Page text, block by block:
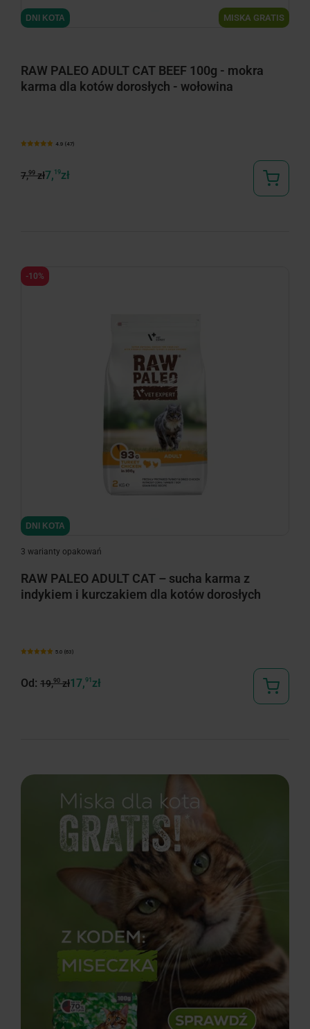
MISKA GRATIS
DNI KOTA
RAW PALEO ADULT CAT BEEF 100g - mokra
karma dla kotów dorosłych - wołowina
4.9 (47)
7,99zł7, 19zł
DNI KOTA
3 warianty opakowań
RAW PALEO ADULT CAT – sucha karma z
indykiem i kurczakiem dla kotów dorosłych
5.0 (63)
Od: 19,90zł17,91 zł
-10%